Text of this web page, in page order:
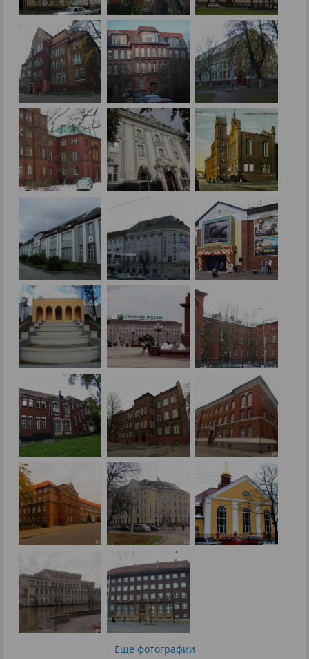
Еще фотографии